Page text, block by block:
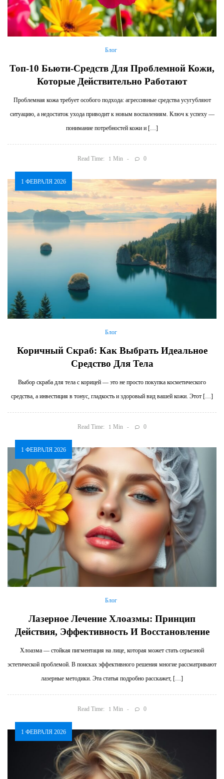
Блог
Топ-10 Бьюти-Средств Для Проблемной Кожи,
Которые Действительно Работают
Проблемная кожа требует особого подхода: агрессивные средства усугубляют
ситуацию, а недостаток ухода приводит к новым воспалениям. Ключ к успеху —
понимание потребностей кожи и […]
Read Time: 1 Min 0
1 ФЕВРАЛЯ 2026
Блог
Коричный Скраб: Как Выбрать Идеальное
Средство Для Тела
Выбор скраба для тела с корицей — это не просто покупка косметического
средства, а инвестиция в тонус, гладкость и здоровый вид вашей кожи. Этот […]
Read Time: 1 Min 0
1 ФЕВРАЛЯ 2026
Блог
Лазерное Лечение Хлоазмы: Принцип
Действия, Эффективность И Восстановление
Хлоазма — стойкая пигментация на лице, которая может стать серьезной
эстетической проблемой. В поисках эффективного решения многие рассматривают
лазерные методики. Эта статья подробно расскажет, […]
Read Time: 1 Min 0
1 ФЕВРАЛЯ 2026